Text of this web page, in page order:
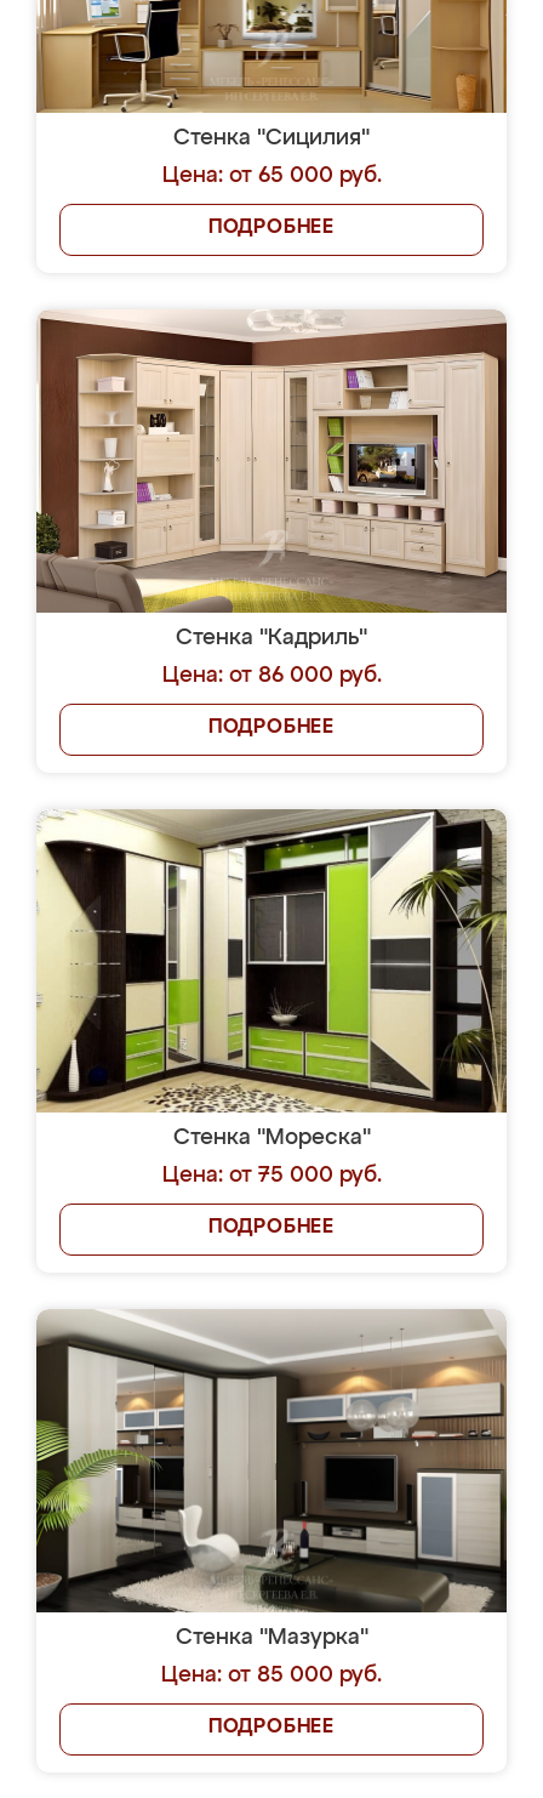
Стенка "Сицилия"
Цена: от 65 000 руб.
ПОДРОБНЕЕ
Стенка "Кадриль"
Цена: от 86 000 руб.
ПОДРОБНЕЕ
Стенка "Мореска"
Цена: от 75 000 руб.
ПОДРОБНЕЕ
Стенка "Мазурка"
Цена: от 85 000 руб.
ПОДРОБНЕЕ